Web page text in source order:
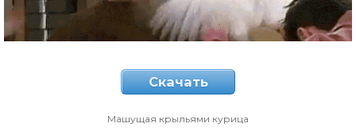
Скачать
Машущая крыльями курица